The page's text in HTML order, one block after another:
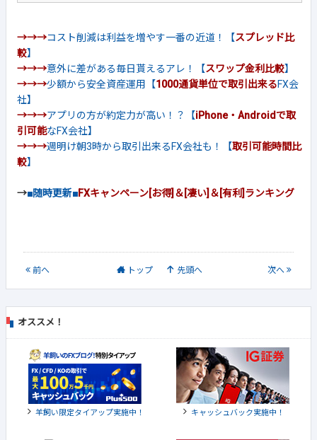
→→→コスト削減は利益を増やす一番の近道！【スプレッド比
較】
→→→意外に差がある毎日貰えるアレ！【スワップ金利比較】
→→→少額から安全資産運用【1000通貨単位で取引出来るFX会
社】
→→→アプリの方が約定力が高い！？【iPhone・Androidで取
引可能なFX会社】
→→→週明け朝3時から取引出来るFX会社も！【取引可能時間比
較】
→■随時更新■FXキャンペーン[お得]＆[凄い]＆[有利]ランキング
前へ トップ 先頭へ 次へ
オススメ！
羊飼い限定タイアップ実施中！ キャッシュバック実施中！